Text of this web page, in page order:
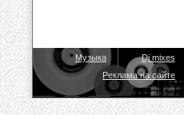
Музыка Dj mixes
Реклама на сайте